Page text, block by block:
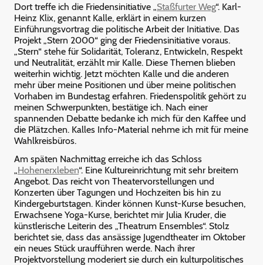
Dort treffe ich die Friedensinitiative „Staßfurter Weg“. Karl-
Heinz Klix, genannt Kalle, erklärt in einem kurzen
Einführungsvortrag die politische Arbeit der Initiative. Das
Projekt „Stern 2000“ ging der Friedensinitiative voraus.
„Stern“ stehe für Solidarität, Toleranz, Entwickeln, Respekt
und Neutralität, erzählt mir Kalle. Diese Themen blieben
weiterhin wichtig. Jetzt möchten Kalle und die anderen
mehr über meine Positionen und über meine politischen
Vorhaben im Bundestag erfahren. Friedenspolitik gehört zu
meinen Schwerpunkten, bestätige ich. Nach einer
spannenden Debatte bedanke ich mich für den Kaffee und
die Plätzchen. Kalles Info-Material nehme ich mit für meine
Wahlkreisbüros.
Am späten Nachmittag erreiche ich das Schloss
„Hohenerxleben“. Eine Kultureinrichtung mit sehr breitem
Angebot. Das reicht von Theatervorstellungen und
Konzerten über Tagungen und Hochzeiten bis hin zu
Kindergeburtstagen. Kinder können Kunst-Kurse besuchen,
Erwachsene Yoga-Kurse, berichtet mir Julia Kruder, die
künstlerische Leiterin des „Theatrum Ensembles“. Stolz
berichtet sie, dass das ansässige Jugendtheater im Oktober
ein neues Stück uraufführen werde. Nach ihrer
Projektvorstellung moderiert sie durch ein kulturpolitisches